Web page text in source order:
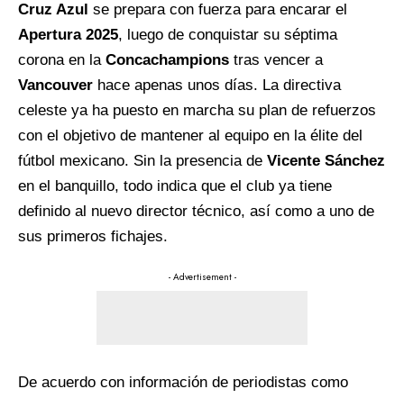
Cruz Azul se prepara con fuerza para encarar el
Apertura 2025, luego de conquistar su séptima
corona en la Concachampions tras vencer a
Vancouver hace apenas unos días. La directiva
celeste ya ha puesto en marcha su plan de refuerzos
con el objetivo de mantener al equipo en la élite del
fútbol mexicano. Sin la presencia de Vicente Sánchez
en el banquillo, todo indica que el club ya tiene
definido al nuevo director técnico, así como a uno de
sus primeros fichajes.
- Advertisement -
De acuerdo con información de periodistas como